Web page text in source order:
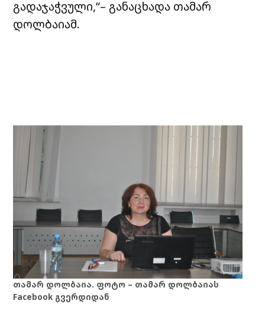
გადაჯაჭვული,“– განაცხადა თამარ
დოლბაიამ.
თამარ დოლბაია. ფოტო – თამარ დოლბაიას
Facebook გვერდიდან